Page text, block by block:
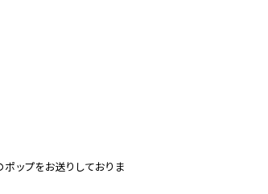
ップをお送りしておりま